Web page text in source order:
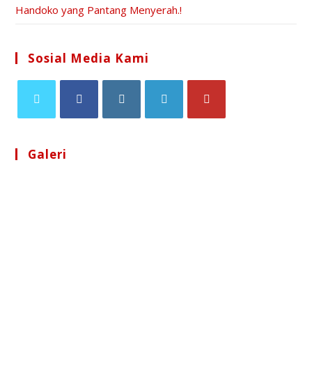
Handoko yang Pantang Menyerah.!
Sosial Media Kami
Galeri